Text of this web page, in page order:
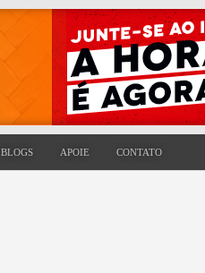
BLOGS APOIE CONTATO